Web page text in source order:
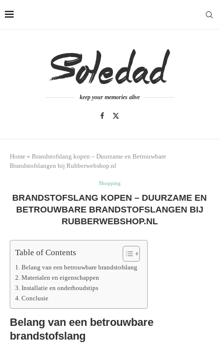
keep your memories alive
Home » Brandstofslang kopen – Duurzame en Betrouwbare
Brandstofslangen bij Rubberwebshop.nl
Shopping
BRANDSTOFSLANG KOPEN – DUURZAME EN
BETROUWBARE BRANDSTOFSLANGEN BIJ
RUBBERWEBSHOP.NL
Table of Contents
Belang van een betrouwbare brandstofslang
Materialen en eigenschappen
Installatie en onderhoudstips
Conclusie
Belang van een betrouwbare
brandstofslang